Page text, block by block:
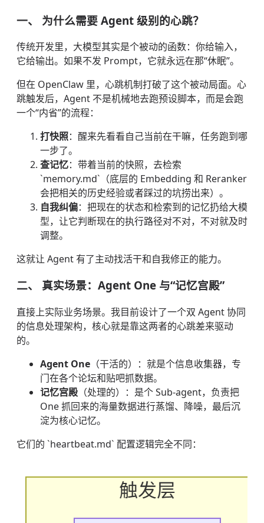
一、 为什么需要 Agent 级别的心跳？
传统开发里，大模型其实是个被动的函数：你给输入，
它给输出。如果不发 Prompt，它就永远在那“休眠”。
但在 OpenClaw 里，心跳机制打破了这个被动局面。心
跳触发后，Agent 不是机械地去跑预设脚本，而是会跑
一个“内省”的流程：
打快照：醒来先看看自己当前在干嘛，任务跑到哪
一步了。
查记忆：带着当前的快照，去检索
`memory.md`（底层的 Embedding 和 Reranker
会把相关的历史经验或者踩过的坑捞出来）。
自我纠偏：把现在的状态和检索到的记忆扔给大模
型，让它判断现在的执行路径对不对，不对就及时
调整。
这就让 Agent 有了主动找活干和自我修正的能力。
二、 真实场景：Agent One 与“记忆宫殿”
直接上实际业务场景。我目前设计了一个双 Agent 协同
的信息处理架构，核心就是靠这两者的心跳差来驱动
的。
Agent One （干活的）：就是个信息收集器，专
门在各个论坛和贴吧抓数据。
记忆宫殿 （处理的）：是个 Sub-agent，负责把
One 抓回来的海量数据进行蒸馏、降噪，最后沉
淀为核心记忆。
它们的 `heartbeat.md` 配置逻辑完全不同：